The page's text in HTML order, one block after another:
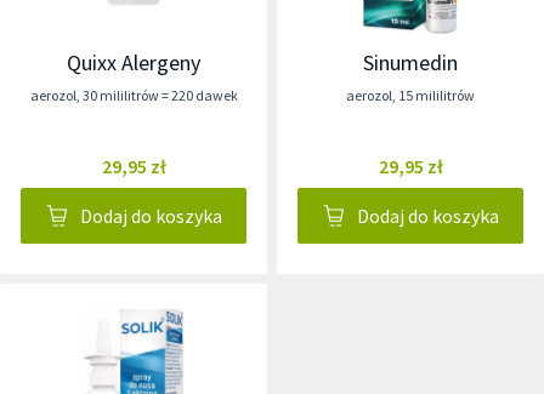
Quixx Alergeny
aerozol, 30 mililitrów = 220 dawek
29,95 zł
Dodaj do koszyka
Sinumedin
aerozol, 15 mililitrów
29,95 zł
Dodaj do koszyka